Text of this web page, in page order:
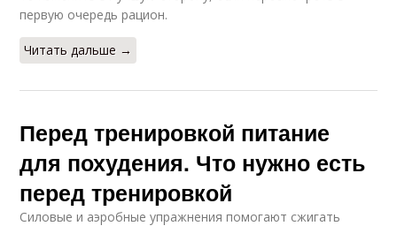
Питание от джилиан
Питание при силовых
тренировках
первую очередь рацион.
Читать дальше →
Перед тренировкой питание
для похудения. Что нужно есть
перед тренировкой
Силовые и аэробные упражнения помогают сжигать